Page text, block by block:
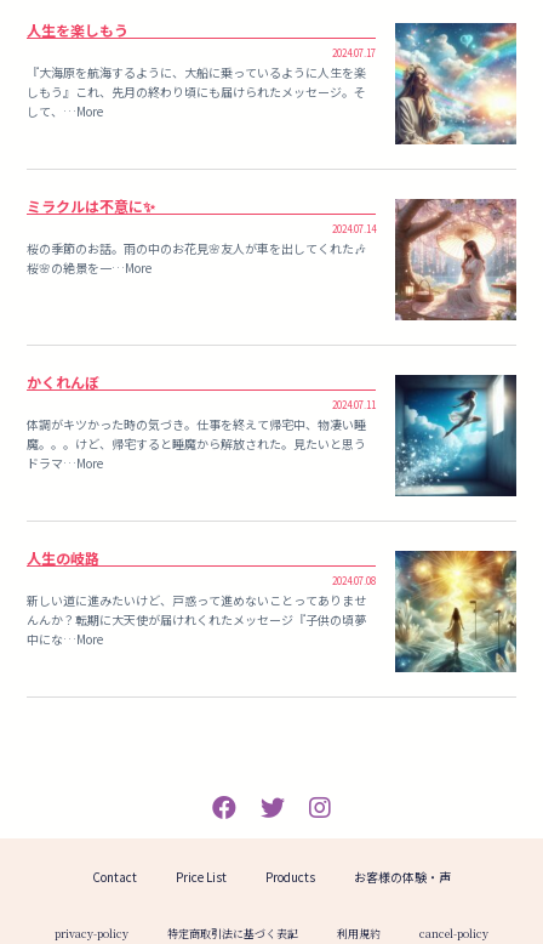
人生を楽しもう
2024.07.17
『大海原を航海するように、大船に乗っているように人生を楽
しもう』これ、先月の終わり頃にも届けられたメッセージ。そ
して、…More
ミラクルは不意に✨
2024.07.14
桜の季節のお話。雨の中のお花見🌸友人が車を出してくれた🎶
桜🌸の絶景を一…More
かくれんぼ
2024.07.11
体調がキツかった時の気づき。仕事を終えて帰宅中、物凄い睡
魔。。。けど、帰宅すると睡魔から解放された。見たいと思う
ドラマ…More
人生の岐路
2024.07.08
新しい道に進みたいけど、戸惑って進めないことってありませ
んんか？転期に大天使が届けれくれたメッセージ『子供の頃夢
中にな…More
Contact Price List Products お客様の体験・声
privacy-policy 特定商取引法に基づく表記 利用規約 cancel-policy